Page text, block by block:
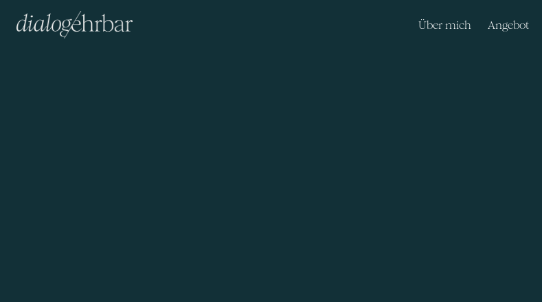
Über mich Angebot